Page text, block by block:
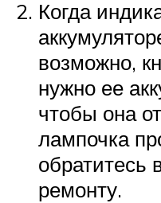
Когда
возможно,
нужно ее
чтобы она
лампочка
обратитесь
ремонту.